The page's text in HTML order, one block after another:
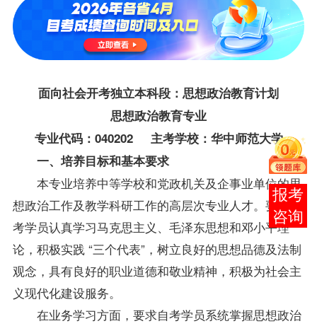
面向社会开考独立本科段：思想政治教育计划
思想政治教育专业
专业代码：040202 主考学校：华中师范大学
一、培养目标和基本要求
本专业培养中等学校和党政机关及企事业单位的思
想政治工作及教学科研工作的高层次专业人才。要求自
考学员认真学习马克思主义、毛泽东思想和邓小平理
论，积极实践 “三个代表”，树立良好的思想品德及法制
观念，具有良好的职业道德和敬业精神，积极为社会主
义现代化建设服务。
在业务学习方面，要求自考学员系统掌握思想政治
在线
客服